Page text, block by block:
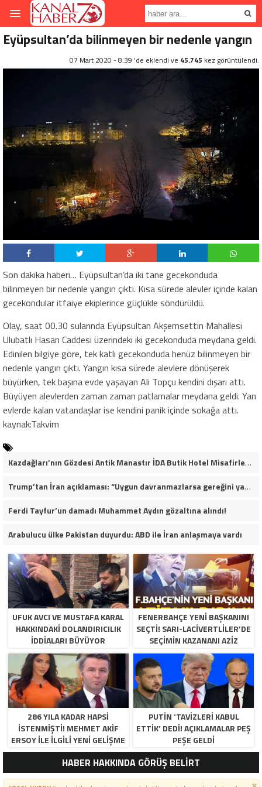
Eyüpsultan’da bilinmeyen bir nedenle yangın
07 Mart 2020 - 8:39 'de eklendi ve 45.745 kez görüntülendi.
Son dakika haberi… Eyüpsultan’da iki tane gecekonduda
bilinmeyen bir nedenle yangın çıktı. Kısa sürede alevler içinde kalan
gecekondular itfaiye ekiplerince güçlükle söndürüldü.
Olay, saat 00.30 sularında Eyüpsultan Akşemsettin Mahallesi
Ulubatlı Hasan Caddesi üzerindeki iki gecekonduda meydana geldi.
Edinilen bilgiye göre, tek katlı gecekonduda henüz bilinmeyen bir
nedenle yangın çıktı. Yangın kısa sürede alevlere dönüşerek
büyürken, tek başına evde yaşayan Ali Topçu kendini dışarı attı.
Büyüyen alevlerden zaman zaman patlamalar meydana geldi. Yan
evlerde kalan vatandaşlar ise kendini panik içinde sokağa attı.
kaynak:Takvim
Kazdağları’nın Gözdesi Antik Manastır İDA Butik Hotel Misafirlerinden Tam Not Alıyor
Trump’tan İran açıklaması: “Uygun davranmazlarsa gereğini yaparım”
Ferdi Tayfur’un damadı Muhammet Aydın gözaltına alındı!
Arabulucu ülke Pakistan duyurdu: ABD ile İran anlaşmaya vardı
UFUK AVCI VE MUSTAFA KARAL
HAKKINDAKI DOLANDIRICILIK
İDDIALARI BÜYÜYOR
FENERBAHÇE YENI BAŞKANINI
SEÇTI! SARI-LACIVERTLILER’DE
SEÇIMIN KAZANANI AZIZ
YILDIRIM OLDU
286 YILA KADAR HAPSI
ISTENMIŞTI! MEHMET AKIF
ERSOY ILE ILGILI YENI GELIŞME
PUTIN ‘TAVIZLERI KABUL
ETTIK’ DEDI! AÇIKLAMALAR PEŞ
PEŞE GELDI
HABER HAKKINDA GÖRÜŞ BELİRT